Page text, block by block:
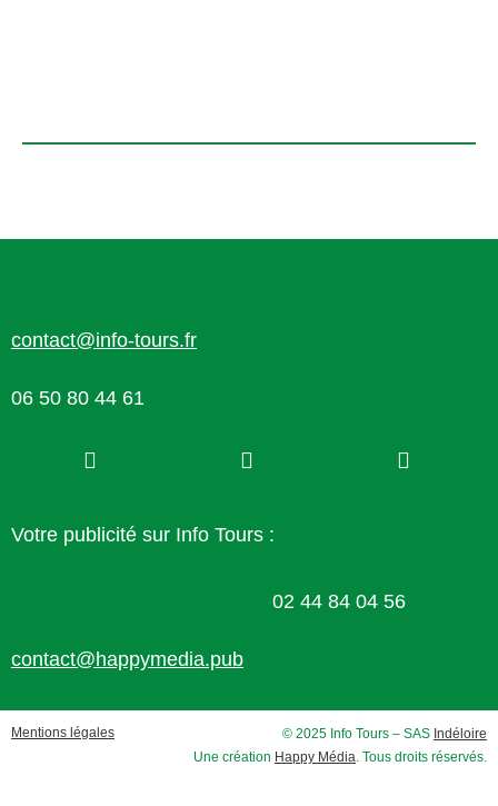
contact@info-tours.fr
06 50 80 44 61
Votre publicité sur Info Tours :
02 44 84 04 56
contact@happymedia.pub
Mentions légales © 2025 Info Tours – SAS Indéloire
Une création Happy Média . Tous droits réservés.